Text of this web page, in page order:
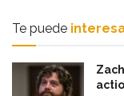
Te puede